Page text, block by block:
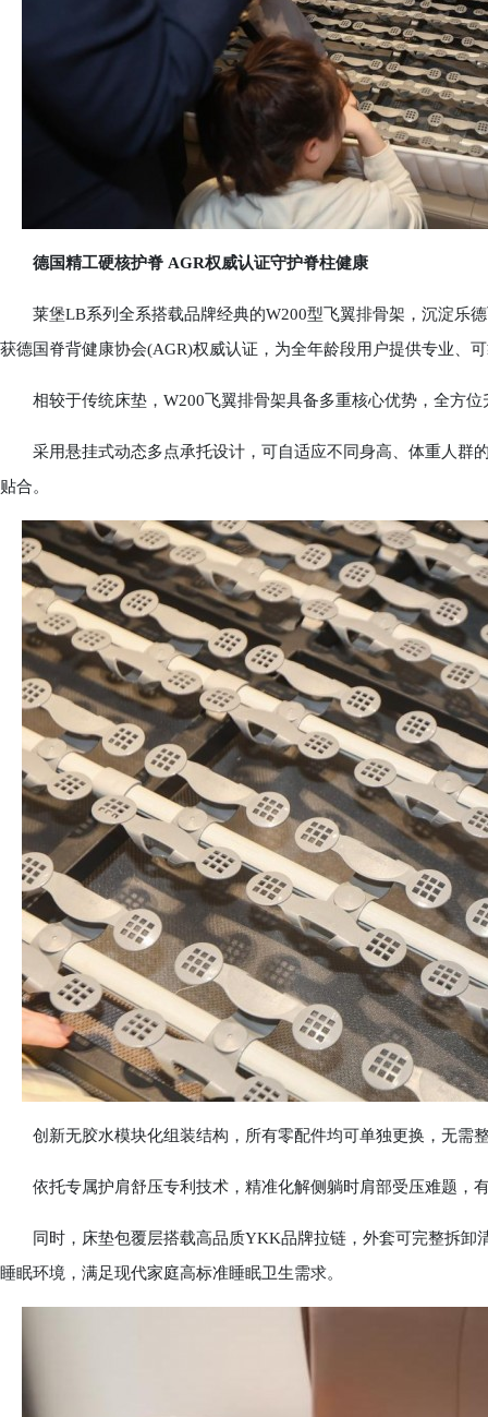
德国精工硬核护脊 AGR权威认证守护脊柱健康
莱堡LB系列全系搭载品牌经典的W200型飞翼排骨架，沉淀乐
获德国脊背健康协会(AGR)权威认证，为全年龄段用户提供专业、
相较于传统床垫，W200飞翼排骨架具备多重核心优势，全方位
采用悬挂式动态多点承托设计，可自适应不同身高、体重人群
贴合。
创新无胶水模块化组装结构，所有零配件均可单独更换，无需
依托专属护肩舒压专利技术，精准化解侧躺时肩部受压难题，
同时，床垫包覆层搭载高品质YKK品牌拉链，外套可完整拆卸
睡眠环境，满足现代家庭高标准睡眠卫生需求。